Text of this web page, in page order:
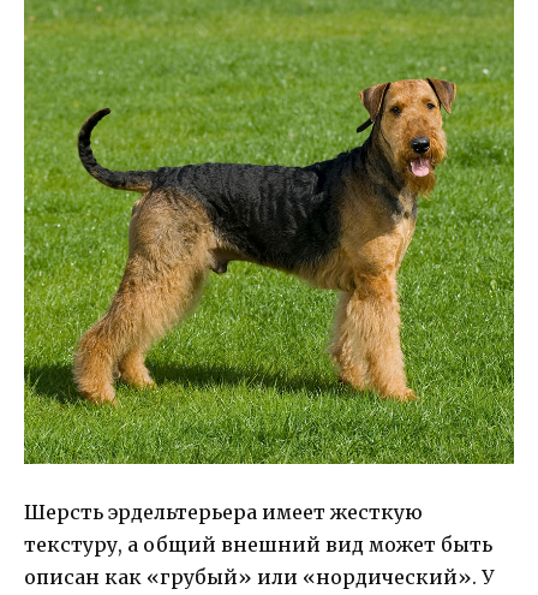
Шерсть эрдельтерьера имеет жесткую
текстуру, а общий внешний вид может быть
описан как «грубый» или «нордический». У